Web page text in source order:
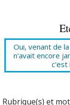
Oui, venant de
n'avait encore
c'est
Rubrique(s) et